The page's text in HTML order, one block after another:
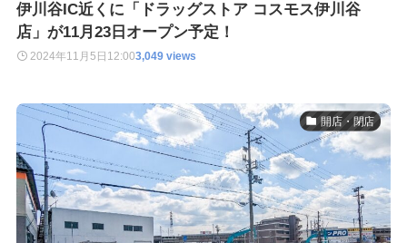
伊川谷IC近くに「ドラッグストア コスモス伊川谷
店」が11月23日オープン予定！
2024年11月5日 12:003,049 views
開店・閉店